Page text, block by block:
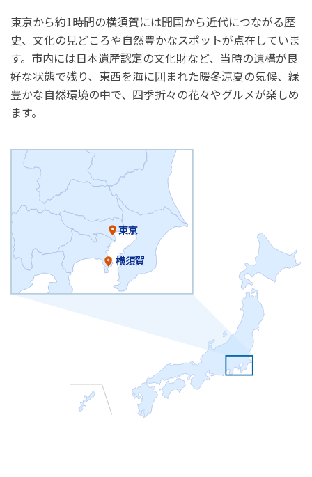
東京から約1時間の横須賀には開国から近代につながる歴
史、文化の見どころや自然豊かなスポットが点在していま
す。市内には日本遺産認定の文化財など、当時の遺構が良
好な状態で残り、東西を海に囲まれた暖冬涼夏の気候、緑
豊かな自然環境の中で、四季折々の花々やグルメが楽しめ
ます。
横須賀
東京